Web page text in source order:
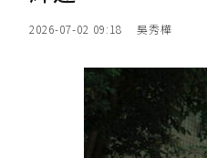
2026-07-02 09:18 吳秀樺